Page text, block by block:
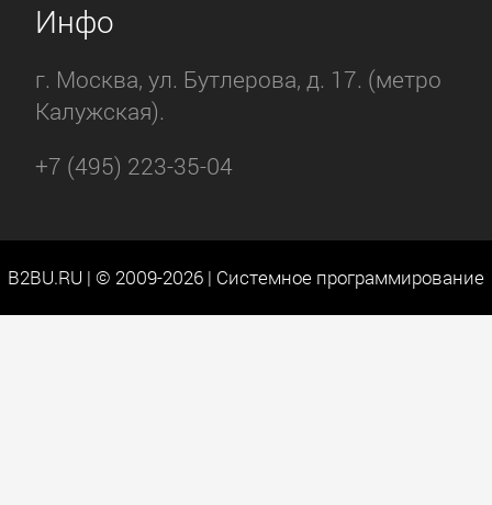
Инфо
г. Москва, ул. Бутлерова, д. 17. (метро
Калужская).
+7 (495) 223-35-04
B2BU.RU | © 2009-2026 | Системное программирование